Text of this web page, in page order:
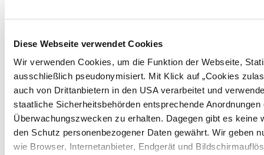
Diese Webseite verwendet Cookies
Wir verwenden Cookies, um die Funktion der Webseite,
ausschließlich pseudonymisiert. Mit Klick auf „Cookies
auch von Drittanbietern in den USA verarbeitet und
staatliche Sicherheitsbehörden entsprechende
Überwachungszwecken zu erhalten. Dagegen gibt es
den Schutz personenbezogener Daten gewährt. Wir geben
wie Browser, Internetanbieter, Endgerät und